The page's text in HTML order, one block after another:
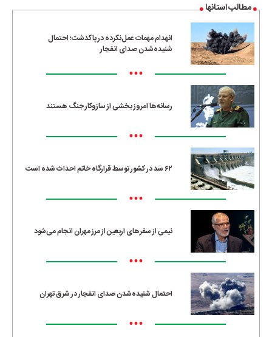
مطالب استانها
انهدام مهمات عمل‌نکرده در پاکدشت؛ احتمال
شنیده‌شدن صدای انفجار
•••
رسانه‌ها امروز بخشی از سازوکار جنگ هستند
•••
۶۲ سد در کشور توسط قرارگاه خاتم احداث شده است
•••
نیمی از سفرهای اربعین از مرز مهران انجام می‌شود
•••
احتمال شنیده‌شدن صدای انفجار در شرق تهران
•••